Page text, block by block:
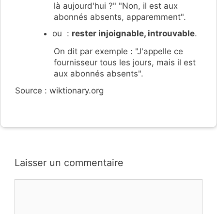
là aujourd'hui ?" "Non, il est aux
abonnés absents, apparemment".
ou : rester injoignable, introuvable.
On dit par exemple : "J'appelle ce
fournisseur tous les jours, mais il est
aux abonnés absents".
Source : wiktionary.org
Laisser un commentaire